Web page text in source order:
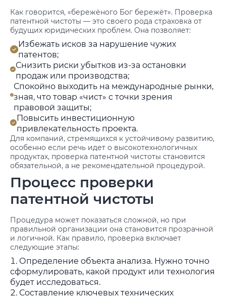
Как говорится, «бережёного Бог бережёт». Проверка
патентной чистоты — это своего рода страховка от
будущих юридических проблем. Она позволяет:
Избежать исков за нарушение чужих
патентов;
Снизить риски убытков из-за остановки
продаж или производства;
Спокойно выходить на международные рынки,
зная, что товар «чист» с точки зрения
правовой защиты;
Повысить инвестиционную
привлекательность проекта.
Для компаний, стремящихся к устойчивому развитию,
особенно если речь идет о высокотехнологичных
продуктах, проверка патентной чистоты становится
обязательной, а не рекомендательной процедурой.
Процесс проверки
патентной чистоты
Процедура может показаться сложной, но при
правильной организации она становится прозрачной
и логичной. Как правило, проверка включает
следующие этапы:
Определение объекта анализа. Нужно точно
сформулировать, какой продукт или технология
будет исследоваться.
Составление ключевых технических